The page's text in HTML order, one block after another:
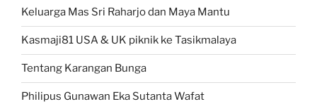
Keluarga Mas Sri Raharjo dan Maya Mantu
Kasmaji81 USA & UK piknik ke Tasikmalaya
Tentang Karangan Bunga
Philipus Gunawan Eka Sutanta Wafat